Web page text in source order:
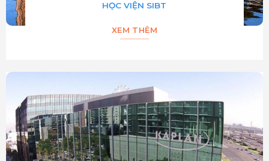
HỌC VIỆN SIBT
XEM THÊM